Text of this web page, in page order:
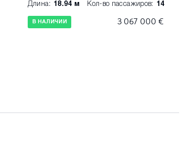
Длина: 18.94 м Кол-во пассажиров: 14
В НАЛИЧИИ 3 067 000 €